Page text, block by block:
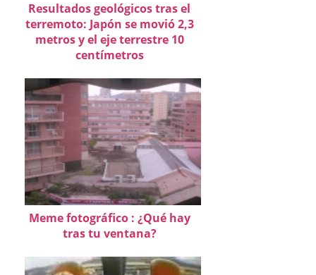
Resultados geológicos tras el
terremoto: Japón se movió 2,3
metros y el eje terrestre 10
centímetros
Meme fotográfico : ¿Qué hay
tras tu ventana?